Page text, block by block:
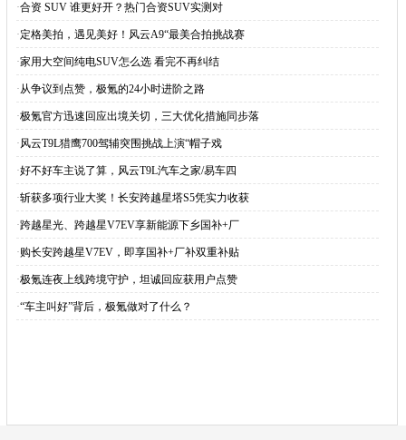
·合资 SUV 谁更好开？热门合资SUV实测对
·定格美拍，遇见美好！风云A9“最美合拍挑战赛
·家用大空间纯电SUV怎么选 看完不再纠结
·从争议到点赞，极氪的24小时进阶之路
·极氪官方迅速回应出境关切，三大优化措施同步落
·风云T9L猎鹰700驾辅突围挑战上演“帽子戏
·好不好车主说了算，风云T9L汽车之家/易车四
·斩获多项行业大奖！长安跨越星塔S5凭实力收获
·跨越星光、跨越星V7EV享新能源下乡国补+厂
·购长安跨越星V7EV，即享国补+厂补双重补贴
·极氪连夜上线跨境守护，坦诚回应获用户点赞
·“车主叫好”背后，极氪做对了什么？